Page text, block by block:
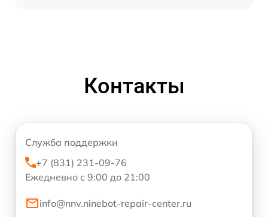
Контакты
Служба поддержки
+7 (831) 231-09-76
Ежедневно с 9:00 до 21:00
info@nnv.ninebot-repair-center.ru